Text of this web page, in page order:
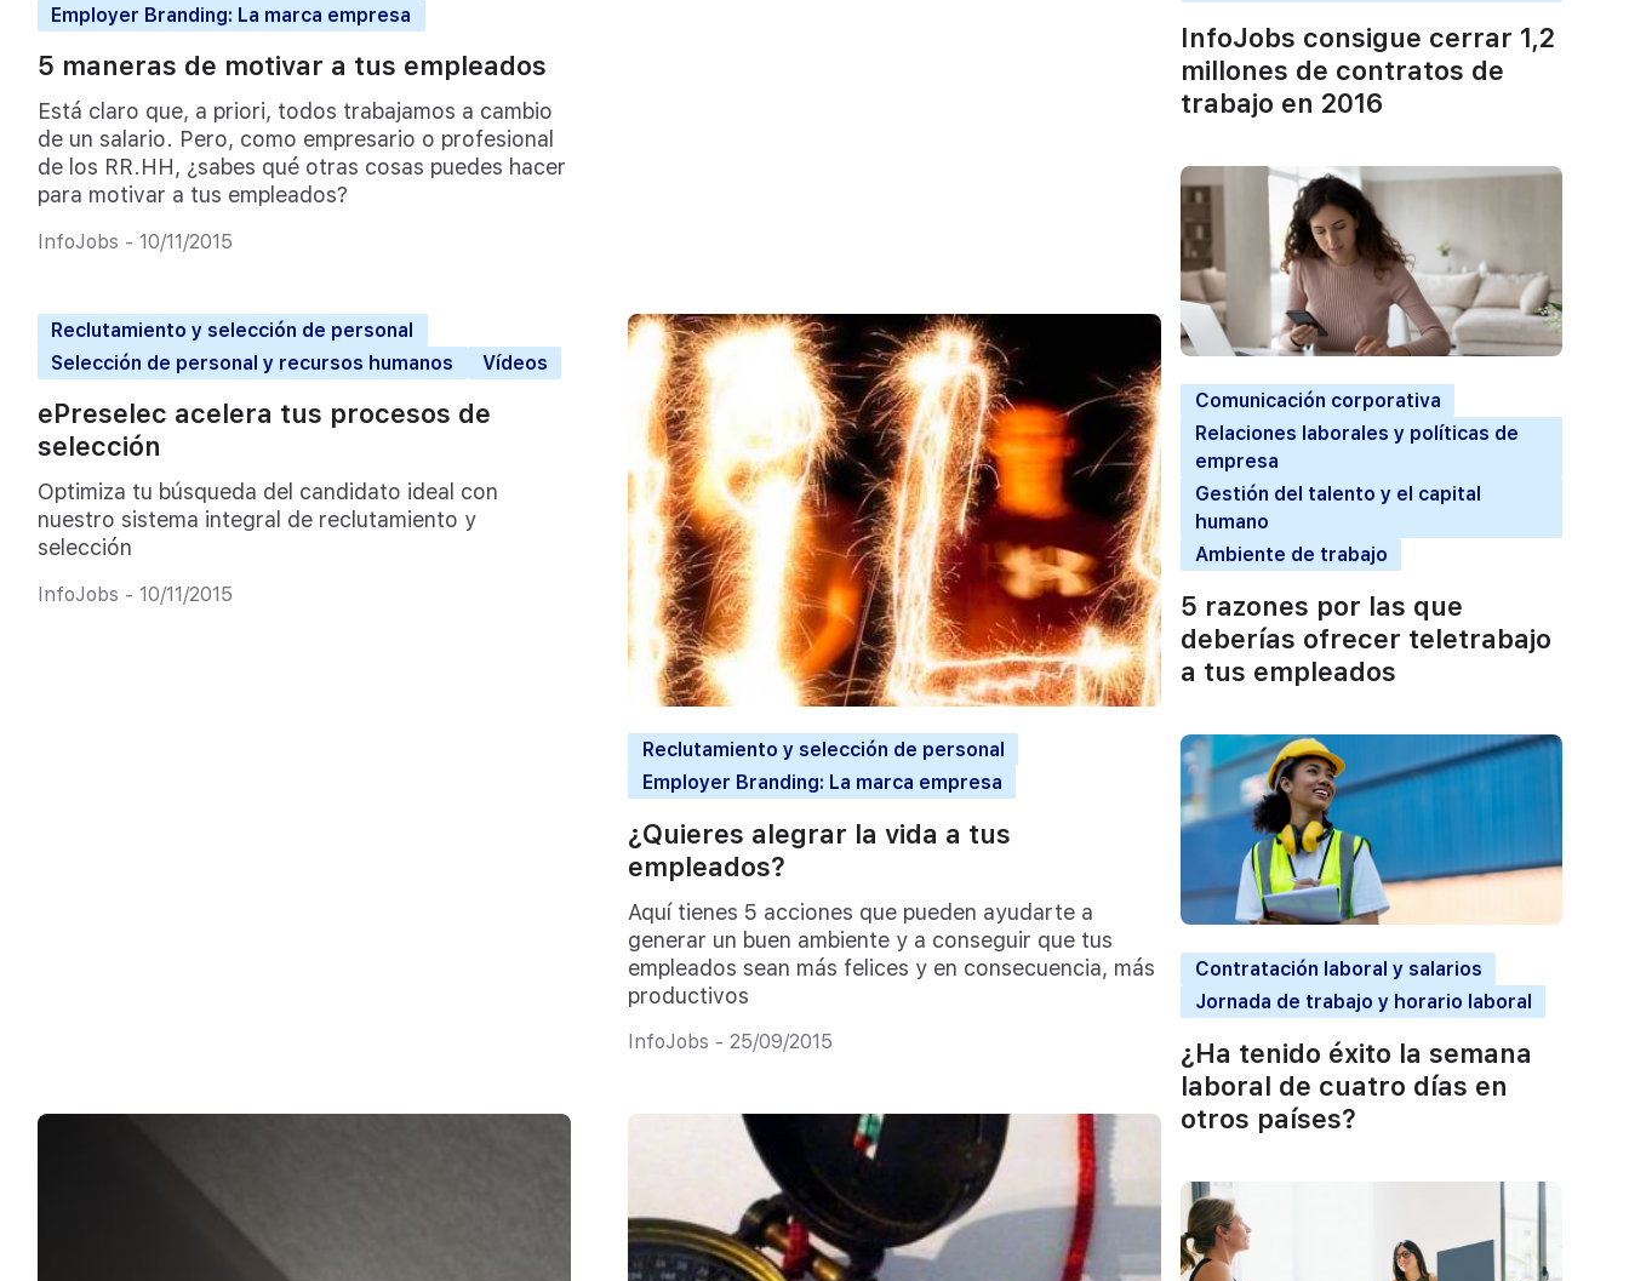
Employer Branding: La marca empresa
5 maneras de motivar a tus empleados
Está claro que, a priori, todos trabajamos a cambio
de un salario. Pero, como empresario o profesional
de los RR.HH, ¿sabes qué otras cosas puedes hacer
para motivar a tus empleados?
InfoJobs - 10/11/2015
Reclutamiento y selección de personal
Selección de personal y recursos humanos
Vídeos
ePreselec acelera tus procesos de
selección
Optimiza tu búsqueda del candidato ideal con
nuestro sistema integral de reclutamiento y
selección
InfoJobs - 10/11/2015
Reclutamiento y selección de personal
Employer Branding: La marca empresa
¿Quieres alegrar la vida a tus
empleados?
Aquí tienes 5 acciones que pueden ayudarte a
generar un buen ambiente y a conseguir que tus
empleados sean más felices y en consecuencia, más
productivos
InfoJobs - 25/09/2015
InfoJobs consigue cerrar 1,2
millones de contratos de
trabajo en 2016
Comunicación corporativa
Relaciones laborales y políticas de
empresa
Gestión del talento y el capital
humano
Ambiente de trabajo
5 razones por las que
deberías ofrecer teletrabajo
a tus empleados
Contratación laboral y salarios
Jornada de trabajo y horario laboral
¿Ha tenido éxito la semana
laboral de cuatro días en
otros países?